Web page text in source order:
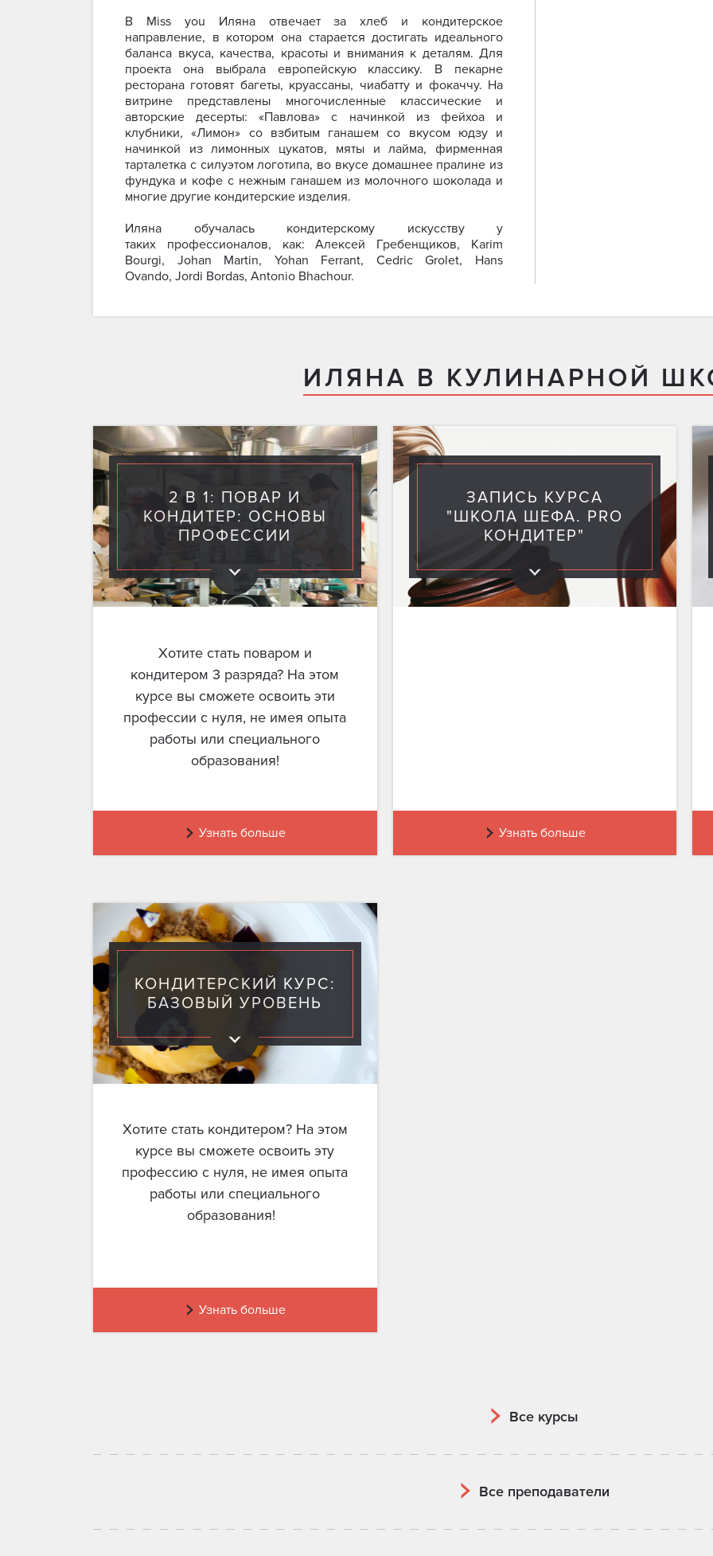
В Miss you Иляна отвечает за хлеб и кондитерское
направление, в котором она старается достигать идеального
баланса вкуса, качества, красоты и внимания к деталям. Для
проекта она выбрала европейскую классику. В пекарне
ресторана готовят багеты, круассаны, чиабатту и фокаччу. На
витрине представлены многочисленные классические и
авторские десерты: «Павлова» с начинкой из фейхоа и
клубники, «Лимон» со взбитым ганашем со вкусом юдзу и
начинкой из лимонных цукатов, мяты и лайма, фирменная
тарталетка с силуэтом логотипа, во вкусе домашнее пралине из
фундука и кофе с нежным ганашем из молочного шоколада и
многие другие кондитерские изделия.
Иляна обучалась кондитерскому искусству у
таких профессионалов, как: Алексей Гребенщиков, Karim
Bourgi, Johan Martin, Yohan Ferrant, Cedric Grolet, Hans
Ovando, Jordi Bordas, Antonio Bhachour.
ИЛЯНА В КУЛИНАРНОЙ
2 В 1: ПОВАР И
КОНДИТЕР: ОСНОВЫ
ПРОФЕССИИ
Хотите стать поваром и
кондитером 3 разряда? На этом
курсе вы сможете освоить эти
профессии с нуля, не имея опыта
работы или специального
образования!
Узнать больше
ЗАПИСЬ КУРСА
"ШКОЛА ШЕФА. PRO
КОНДИТЕР"
Узнать больше
КОНДИТЕРСКИЙ КУРС:
БАЗОВЫЙ УРОВЕНЬ
Хотите стать кондитером? На этом
курсе вы сможете освоить эту
профессию с нуля, не имея опыта
работы или специального
образования!
Узнать больше
Все курсы
Все преподаватели